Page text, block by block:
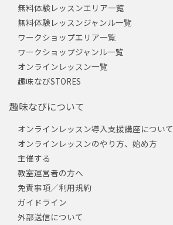
無料体験レッスンエリア一覧
無料体験レッスンジャンル一覧
ワークショップエリア一覧
ワークショップジャンル一覧
オンラインレッスン一覧
趣味なびSTORES
趣味なびについて
オンラインレッスン導入支援講座について
オンラインレッスンのやり方、始め方
主催する
教室運営者の方へ
免責事項／利用規約
ガイドライン
外部送信について